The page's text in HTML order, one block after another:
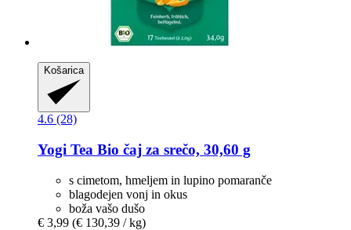
Košarica
4.6 (28)
Yogi Tea Bio čaj za srečo, 30,60 g
s cimetom, hmeljem in lupino pomaranče
blagodejen vonj in okus
boža vašo dušo
€ 3,99 (€ 130,39 / kg)